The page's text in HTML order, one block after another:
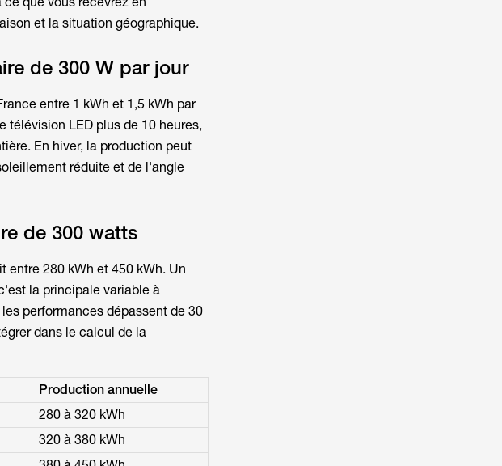
et la situation géographique.
de 300 W par jour
entre 1 kWh et 1,5 kWh par
télévision LED plus de 10 heures,
En hiver, la production peut
réduite et de l'angle
de 300 watts
entre 280 kWh et 450 kWh. Un
la principale variable à
performances dépassent de 30
dans le calcul de la
Production annuelle
280 à 320 kWh
320 à 380 kWh